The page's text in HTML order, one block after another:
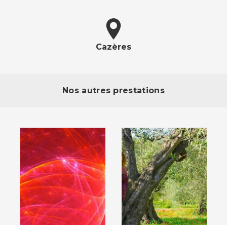
Cazères
Nos autres prestations